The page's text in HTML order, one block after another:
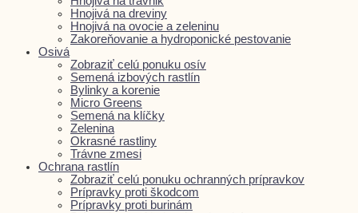
Hnojivá na dreviny
Hnojivá na ovocie a zeleninu
Zakoreňovanie a hydroponické pestovanie
Osivá
Zobraziť celú ponuku osív
Semená izbových rastlín
Bylinky a korenie
Micro Greens
Semená na klíčky
Zelenina
Okrasné rastliny
Trávne zmesi
Ochrana rastlín
Zobraziť celú ponuku ochranných prípravkov
Prípravky proti škodcom
Prípravky proti burinám